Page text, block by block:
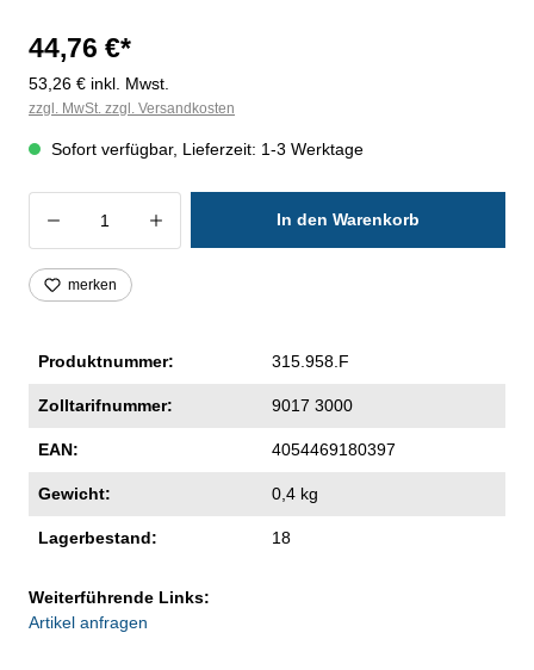
44,76 €*
53,26 € inkl. Mwst.
zzgl. MwSt. zzgl. Versandkosten
Sofort verfügbar, Lieferzeit: 1-3 Werktage
Produkt Anzahl: Gib den gewünschten
In den Warenkorb
merken
Produktnummer: 315.958.F
Zolltarifnummer: 9017 3000
EAN: 4054469180397
Gewicht: 0,4 kg
Lagerbestand: 18
Weiterführende Links:
Artikel anfragen